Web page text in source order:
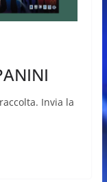
Invia la